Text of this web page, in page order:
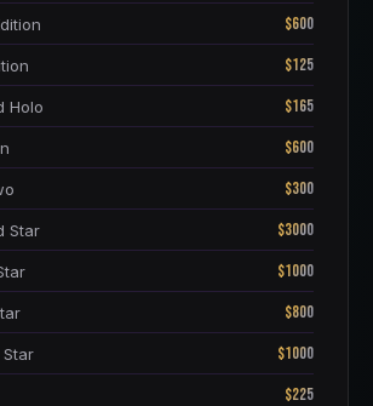
$600
$125
Holo $165
$600
$300
Star $3000
$1000
$800
$1000
$225